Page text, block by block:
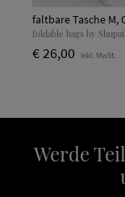
faltbare Tasche M,
foldable bags by
€ 26,00 inkl. MwSt.
Werde